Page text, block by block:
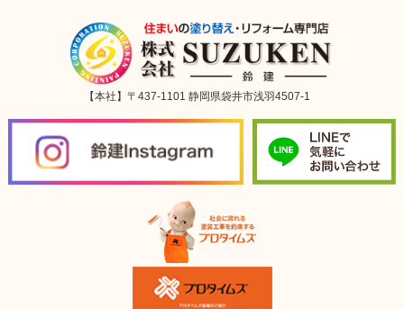
【本社】〒437-1101 静岡県袋井市浅羽4507-1